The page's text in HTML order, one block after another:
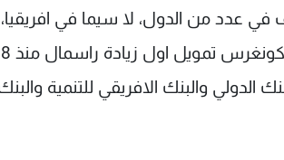
في عدد من الدول، لا سيما في
الدولي والبنك الافريقي للتنمية